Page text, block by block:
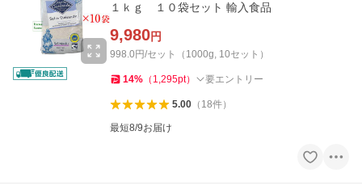
１ｋｇ １０袋セット 輸入食品
9,980円
998.0円/セット（1000g, 10セット）
14% （ 1,295pt） 要エントリー
5.00（ 18件）
最短8/9お届け